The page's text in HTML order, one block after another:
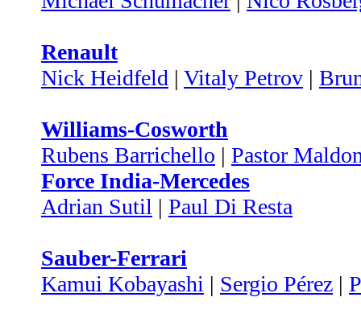
Renault
Nick Heidfeld | Vitaly Petrov |
Williams-Cosworth
Rubens Barrichello | Pastor
Force India-Mercedes
Adrian Sutil | Paul Di Resta
Sauber-Ferrari
Kamui Kobayashi | Sergio Pérez |